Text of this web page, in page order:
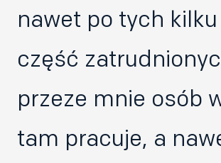
nawet po tych
część
przeze mnie osób
tam pracuje, a